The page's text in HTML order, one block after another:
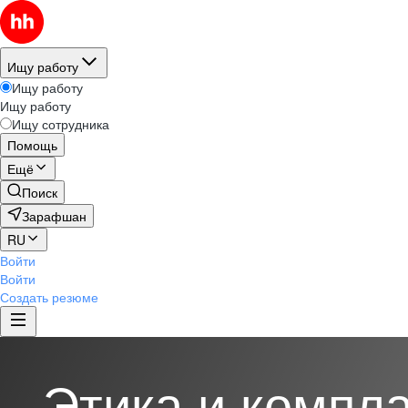
Ищу работу
Ищу работу
Ищу работу
Ищу сотрудника
Помощь
Ещё
Поиск
Зарафшан
RU
Войти
Войти
Создать резюме